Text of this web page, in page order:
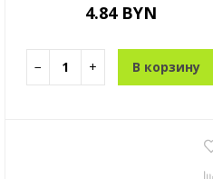
4.84 BYN
− + В корзину